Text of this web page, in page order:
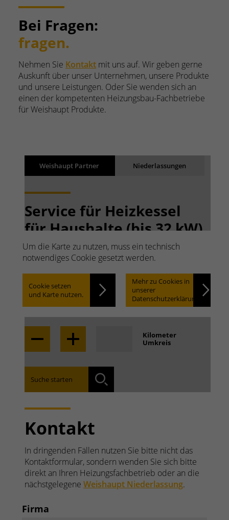
Bei Fragen:
fragen.
Nehmen Sie Kontakt mit uns auf. Wir geben gerne
Auskunft über unser Unternehmen, unsere Produkte
und unsere Leistungen. Oder Sie wenden sich an
einen der kompetenten Heizungsbau-Fachbetriebe
für Weishaupt Produkte.
Um die Karte zu nutzen, muss ein technisch
notwendiges Cookie gesetzt werden.
Cookie setzen
und Karte nutzen.
Mehr zu Cookies in
unserer
Datenschutzerklärung.
Weishaupt Partner Niederlassungen
Service für Heizkessel
für Haushalte (bis 32 kW)
Schnell suchen. Einfach
finden.
Locate
Kilometer
Umkreis
Suche starten
BackSuchergebnisse
Ergebnisse werden geladen
Finden Sie die für Sie zuständige Niederlassung:
Kontakt
In dringenden Fällen nutzen Sie bitte nicht das
Kontaktformular, sondern wenden Sie sich bitte
direkt an Ihren Heizungsfachbetrieb oder an die
nächstgelegene Weishaupt Niederlassung.
Firma